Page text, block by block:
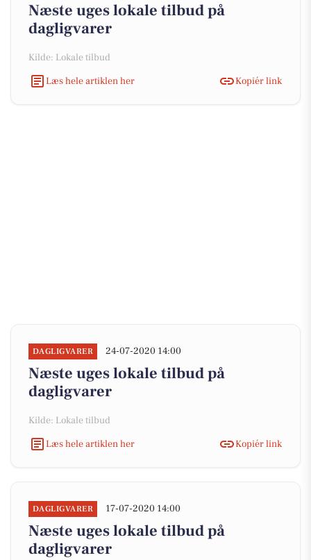
Næste uges lokale tilbud på
dagligvarer
Kilde: Lokale tilbud
Læs hele artiklen her
Kopiér link
DAGLIGVARER 24-07-2020 14:00
Næste uges lokale tilbud på
dagligvarer
Kilde: Lokale tilbud
Læs hele artiklen her
Kopiér link
DAGLIGVARER 17-07-2020 14:00
Næste uges lokale tilbud på
dagligvarer